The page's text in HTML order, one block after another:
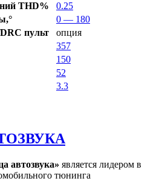
THD%
0.25
0 — 180
пульт
опция
357
150
52
3.3
автозвука» является лидером в
тюнинга